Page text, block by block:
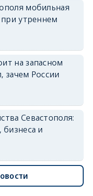
мобильная
утреннем
на запасном
зачем России
Севастополя:
и